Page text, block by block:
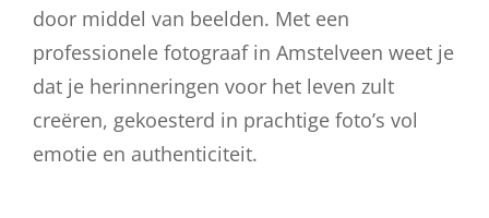
door middel van beelden. Met een
professionele fotograaf in Amstelveen weet je
dat je herinneringen voor het leven zult
creëren, gekoesterd in prachtige foto’s vol
emotie en authenticiteit.